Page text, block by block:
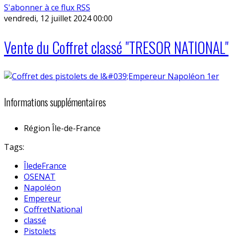
S'abonner à ce flux RSS
vendredi, 12 juillet 2024 00:00
Vente du Coffret classé "TRESOR NATIONAL"
Informations supplémentaires
Région Île-de-France
Tags:
ÎledeFrance
OSENAT
Napoléon
Empereur
CoffretNational
classé
Pistolets